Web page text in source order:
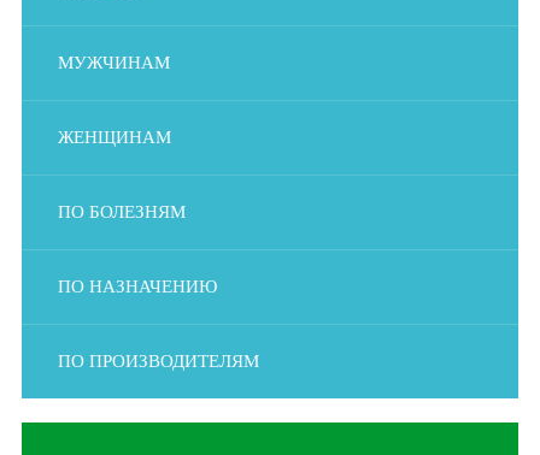
МУЖЧИНАМ
ЖЕНЩИНАМ
ПО БОЛЕЗНЯМ
ПО НАЗНАЧЕНИЮ
ПО ПРОИЗВОДИТЕЛЯМ